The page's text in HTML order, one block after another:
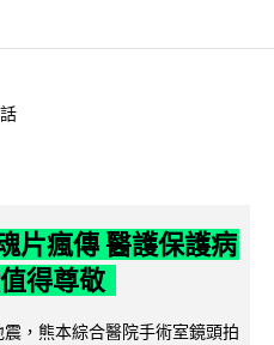
片瘋傳 醫護保護病
得尊敬
，熊本綜合醫院手術室鏡頭拍